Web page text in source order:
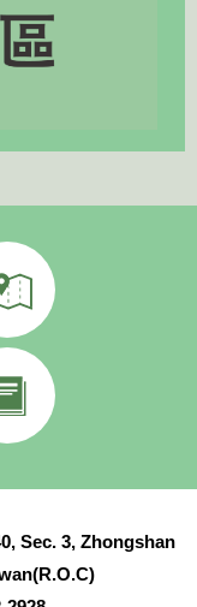
Sec. 3, Zhongshan